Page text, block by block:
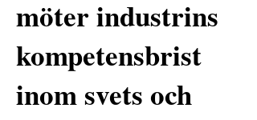
möter industrins
kompetensbrist
inom svets och